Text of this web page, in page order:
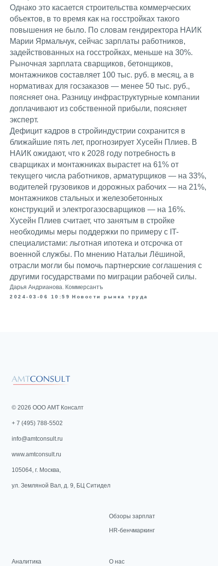
Однако это касается строительства коммерческих
объектов, в то время как на госстройках такого
повышения не было. По словам гендиректора НАИК
Марии Ярмальчук, сейчас зарплаты работников,
задействованных на госстройках, меньше на 30%.
Рыночная зарплата сварщиков, бетонщиков,
монтажников составляет 100 тыс. руб. в месяц, а в
нормативах для госзаказов — менее 50 тыс. руб.,
поясняет она. Разницу инфраструктурные компании
доплачивают из собственной прибыли, поясняет
эксперт.
Дефицит кадров в стройиндустрии сохранится в
ближайшие пять лет, прогнозирует Хусейн Плиев. В
НАИК ожидают, что к 2028 году потребность в
сварщиках и монтажниках вырастет на 61% от
текущего числа работников, арматурщиков — на 33%,
водителей грузовиков и дорожных рабочих — на 21%,
монтажников стальных и железобетонных
конструкций и электрогазосварщиков — на 16%.
Хусейн Плиев считает, что занятым в стройке
необходимы меры поддержки по примеру с IT-
специалистами: льготная ипотека и отсрочка от
военной службы. По мнению Натальи Лёшиной,
отрасли могли бы помочь партнерские соглашения с
другими государствами по миграции рабочей силы.
Дарья Андрианова. Коммерсантъ
2024-03-06 10:59 Новости рынка труда
© 2026 ООО АМТ Консалт
+ 7 (495) 788-5502
info@amtconsult.ru
www.amtconsult.ru
105064, г. Москва,
ул. Земляной Вал, д. 9, БЦ Ситидел
Обзоры зарплат
HR-бенчмаркинг
Аналитика О нас